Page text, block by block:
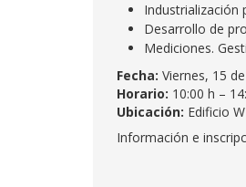
Industrialización
Desarrollo de
Mediciones.
Fecha: Viernes, 15
Horario: 10:00 h –
Ubicación: Edificio
Información e